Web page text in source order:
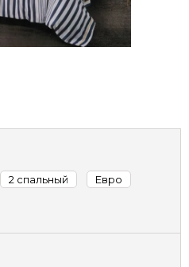
2 спальный
Евро